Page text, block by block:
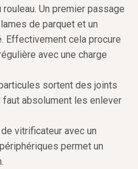
Un premier passage
de parquet et un
Effectivement cela procure
avec une charge
sortent des joints
absolument les enlever
vitrificateur avec un
permet un